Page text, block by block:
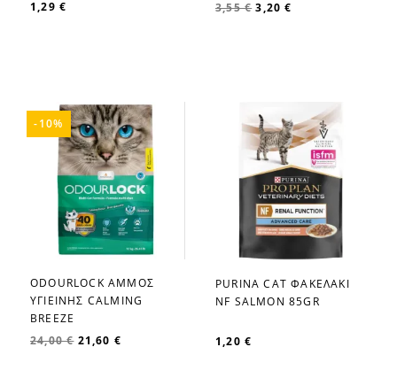
1,29 € 3,55 € 3,20 €
favorite_border
ODOURLOCK ΑΜΜΟΣ
ΥΓΙΕΙΝΗΣ CALMING
BREEZE
24,00 € 21,60 €
-10%
favorite_border
PURINA CAT ΦΑΚΕΛΑΚΙ
NF SALMON 85GR
1,20 €